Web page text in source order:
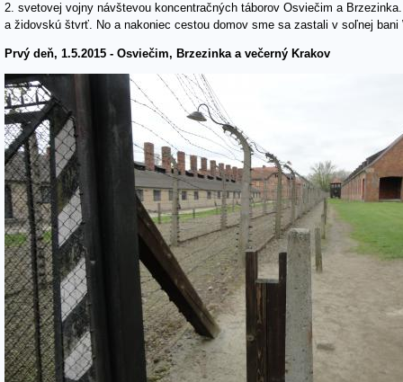
2. svetovej vojny návštevou koncentračných táborov Osviečim a
a židovskú štvrť. No a nakoniec cestou domov sme sa zastali v soľnej bani
Prvý deň, 1.5.2015 - Osviečim, Brzezinka a večerný Krakov